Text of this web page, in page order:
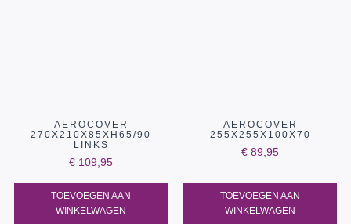
AEROCOVER
270X210X85XH65/90
LINKS
€ 109,95
TOEVOEGEN AAN
WINKELWAGEN
AEROCOVER
255X255X100X70
€ 89,95
TOEVOEGEN AAN
WINKELWAGEN